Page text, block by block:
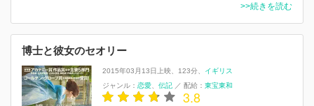
>>続きを読む
博士と彼女のセオリー
2015年03月13日上映 123分
イギリス
ジャンル： 恋愛 伝記 ／ 配給： 東宝東和
3.8